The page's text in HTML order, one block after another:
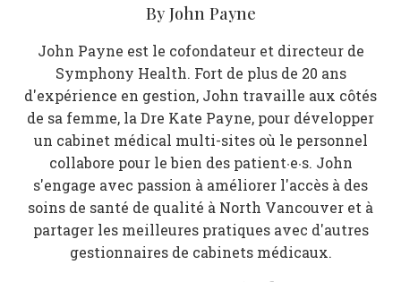
ByJohn Payne
John Payne est le cofondateur et directeur de
Symphony Health. Fort de plus de 20 ans
d'expérience en gestion, John travaille aux côtés
de sa femme, la Dre Kate Payne, pour développer
un cabinet médical multi-sites où le personnel
collabore pour le bien des patient·e·s. John
s'engage avec passion à améliorer l'accès à des
soins de santé de qualité à North Vancouver et à
partager les meilleures pratiques avec d'autres
gestionnaires de cabinets médicaux.